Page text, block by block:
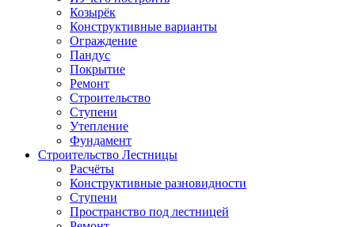
Козырёк
Конструктивные варианты
Ограждение
Пандус
Покрытие
Ремонт
Строительство
Ступени
Утепление
Фундамент
Строительство Лестницы
Расчёты
Конструктивные разновидности
Ступени
Пространство под лестницей